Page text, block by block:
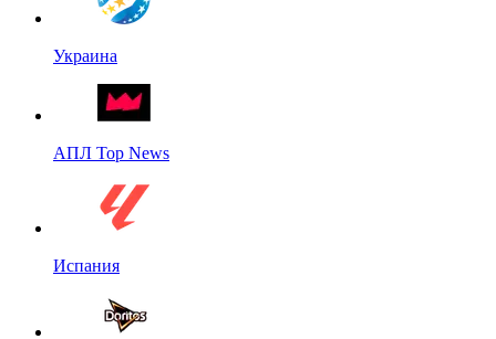
Украина
АПЛ Top News
Испания